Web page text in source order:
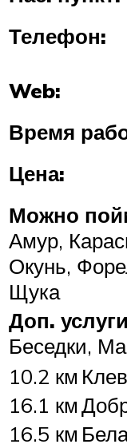
Телефон:
Web:
Время
Цена:
Можно
Амур,
Окунь,
Щука
Доп.
Беседки,
10.2 км
16.1 км
16.5 км